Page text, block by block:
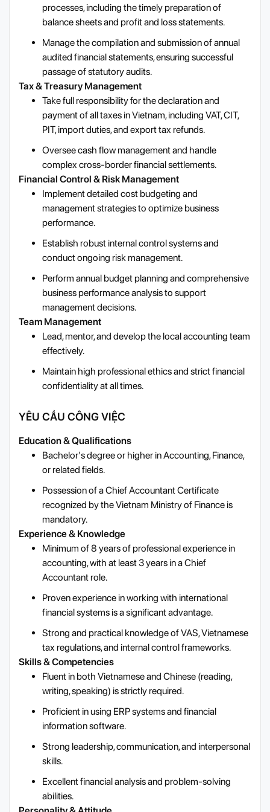
processes, including the timely preparation of
balance sheets and profit and loss statements.
Manage the compilation and submission of annual
audited financial statements, ensuring successful
passage of statutory audits.
Tax & Treasury Management
Take full responsibility for the declaration and
payment of all taxes in Vietnam, including VAT, CIT,
PIT, import duties, and export tax refunds.
Oversee cash flow management and handle
complex cross-border financial settlements.
Financial Control & Risk Management
Implement detailed cost budgeting and
management strategies to optimize business
performance.
Establish robust internal control systems and
conduct ongoing risk management.
Perform annual budget planning and comprehensive
business performance analysis to support
management decisions.
Team Management
Lead, mentor, and develop the local accounting team
effectively.
Maintain high professional ethics and strict financial
confidentiality at all times.
YÊU CẦU CÔNG VIỆC
Education & Qualifications
Bachelor's degree or higher in Accounting, Finance,
or related fields.
Possession of a Chief Accountant Certificate
recognized by the Vietnam Ministry of Finance is
mandatory.
Experience & Knowledge
Minimum of 8 years of professional experience in
accounting, with at least 3 years in a Chief
Accountant role.
Proven experience in working with international
financial systems is a significant advantage.
Strong and practical knowledge of VAS, Vietnamese
tax regulations, and internal control frameworks.
Skills & Competencies
Fluent in both Vietnamese and Chinese (reading,
writing, speaking) is strictly required.
Proficient in using ERP systems and financial
information software.
Strong leadership, communication, and interpersonal
skills.
Excellent financial analysis and problem-solving
abilities.